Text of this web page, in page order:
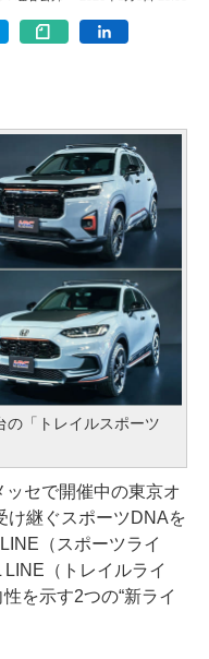
の「トレイルスポーツ
セで開催中の東京オ
け継ぐスポーツDNAを
（スポーツライ
（トレイルライ
を示す2つの“新ライ